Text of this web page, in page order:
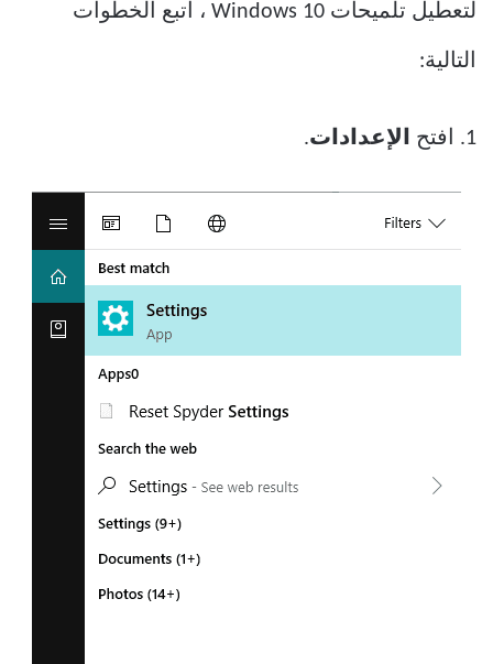
لتعطيل تلميحات Windows 10 ، اتبع الخطوات
التالية:
1. افتح الإعدادات.